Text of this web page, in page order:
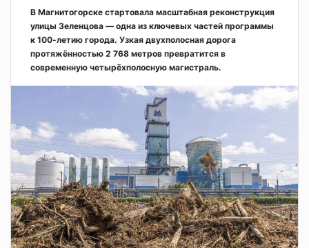
В Магнитогорске стартовала масштабная реконструкция
улицы Зеленцова — одна из ключевых частей программы
к 100-летию города. Узкая двухполосная дорога
протяжённостью 2 768 метров превратится в
современную четырёхполосную магистраль.